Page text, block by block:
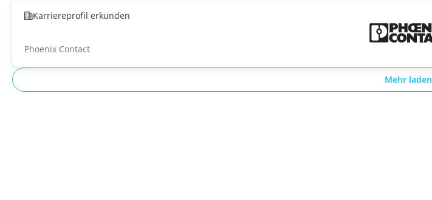
Karriereprofil erkunden
Phoenix Contact
Mehr laden